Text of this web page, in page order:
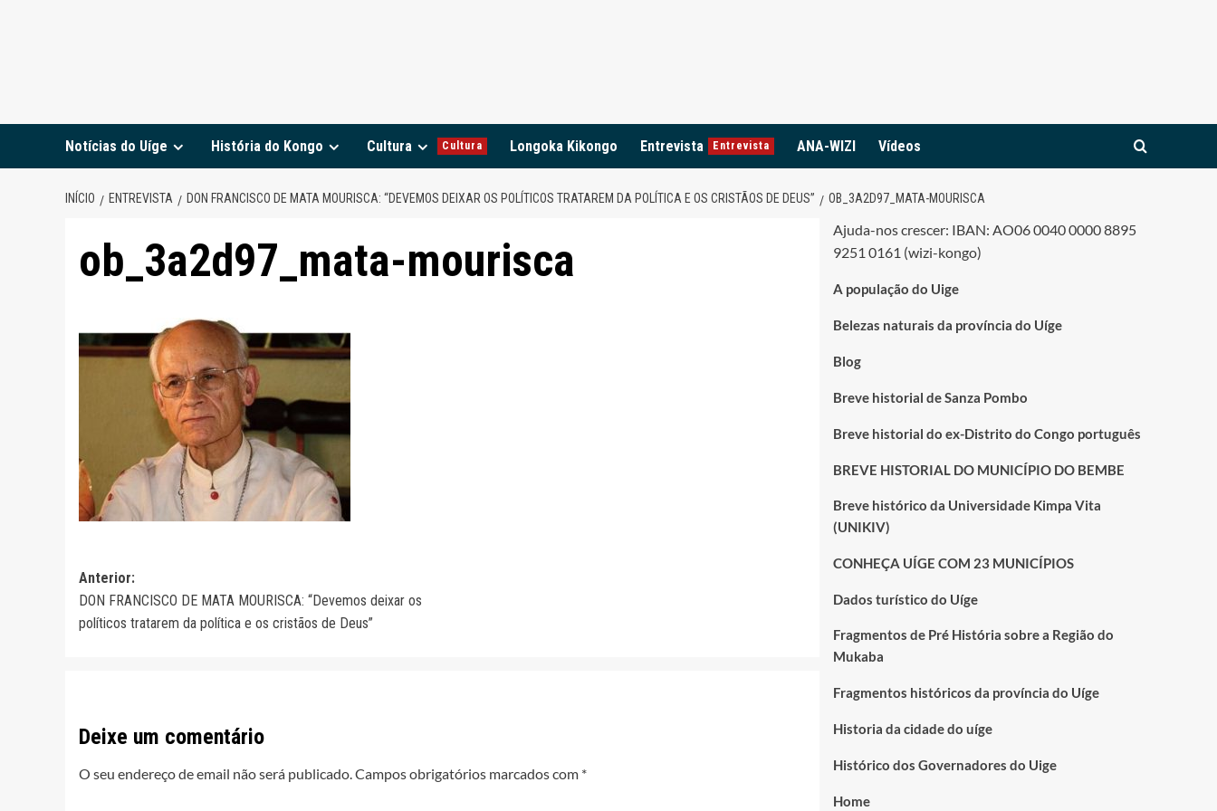
Notícias do Uíge História do Kongo Cultura Cultura Longoka Kikongo Entrevista Entrevista ANA-WIZI Vídeos
INÍCIO ENTREVISTA DON FRANCISCO DE MATA MOURISCA: “DEVEMOS DEIXAR OS POLÍTICOS TRATAREM DA POLÍTICA E OS CRISTÃOS DE DEUS” OB_3A2D97_MATA-MOURISCA
ob_3a2d97_mata-mourisca
Navegação
de
artigos
Anterior:
DON FRANCISCO DE MATA MOURISCA: “Devemos deixar os
políticos tratarem da política e os cristãos de Deus”
Deixe um comentário
O seu endereço de email não será publicado.Campos obrigatórios marcados com *
Ajuda-nos crescer: IBAN: AO06 0040 0000 8895
9251 0161 (wizi-kongo)
A população do Uige
Belezas naturais da província do Uíge
Blog
Breve historial de Sanza Pombo
Breve historial do ex-Distrito do Congo português
BREVE HISTORIAL DO MUNICÍPIO DO BEMBE
Breve histórico da Universidade Kimpa Vita
(UNIKIV)
CONHEÇA UÍGE COM 23 MUNICÍPIOS
Dados turístico do Uíge
Fragmentos de Pré História sobre a Região do
Mukaba
Fragmentos históricos da província do Uíge
Historia da cidade do uíge
Histórico dos Governadores do Uige
Home